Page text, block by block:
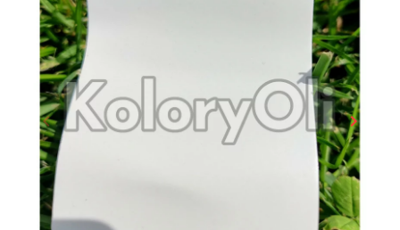
Poprzedni
 